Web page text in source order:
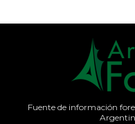
Fuente de información